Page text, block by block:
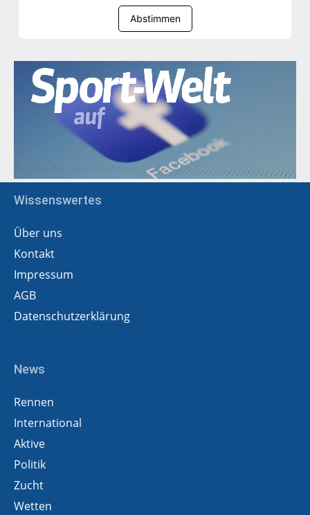
Abstimmen
Wissenswertes
Über uns
Kontakt
Impressum
AGB
Datenschutzerklärung
News
Rennen
International
Aktive
Politik
Zucht
Wetten